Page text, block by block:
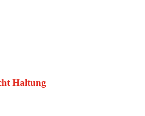
Haltung